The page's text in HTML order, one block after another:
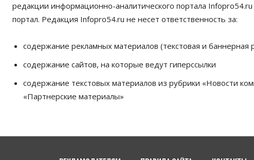
редакции информационно-аналитического портала Infopro54.ru
портал. Редакция Infopro54.ru не несет ответственность за:
содержание рекламных материалов (текстовая и баннерная
содержание сайтов, на которые ведут гиперссылки
содержание текстовых материалов из рубрики «Новости
«Партнерские материалы»